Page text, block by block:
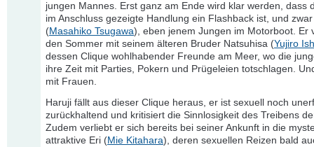
jungen Mannes. Erst ganz am Ende wird klar werden, dass
im Anschluss gezeigte Handlung ein Flashback ist, und
(Masahiko Tsugawa), eben jenem Jungen im Motorboot. Er
den Sommer mit seinem älteren Bruder Natsuhisa (Yujiro
dessen Clique wohlhabender Freunde am Meer, wo die
ihre Zeit mit Parties, Pokern und Prügeleien totschlagen.
mit Frauen.
Haruji fällt aus dieser Clique heraus, er ist sexuell noch
zurückhaltend und kritisiert die Sinnlosigkeit des Treibens
Zudem verliebt er sich bereits bei seiner Ankunft in die
attraktive Eri (Mie Kitahara), deren sexuellen Reizen bald